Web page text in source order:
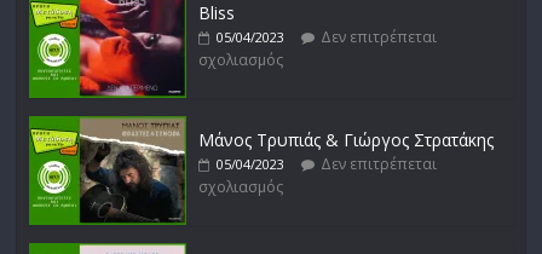
Bliss
05/04/2023
Δεν επιτρέπεται
σχολιασμός
Μάνος Τρυπιάς & Γιώργος Στρατάκης
05/04/2023
Δεν επιτρέπεται
σχολιασμός